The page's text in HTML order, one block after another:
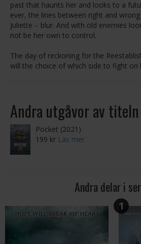
past that haunts her and looks to a
ever, the lines between right and
Juliette – blur. And with old enemies
not be her own to control.
The day of reckoning for the
will the choice of which side to fight on
Andra utgåvor av titeln
Pocket (2021)
199 kr Läs mer
Andra delar i
1